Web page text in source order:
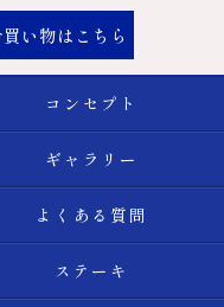
い物はこちら
コンセプト
ギャラリー
よくある質問
ステーキ